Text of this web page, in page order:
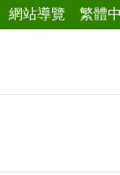
網站導覽 繁體